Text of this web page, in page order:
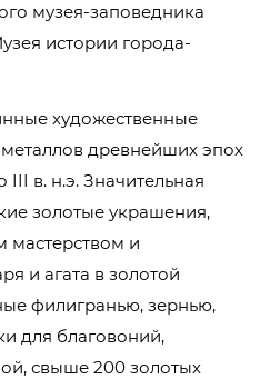
музея-заповедника
истории города-
художественные
древнейших эпох
III в. н.э. Значительная
золотые украшения,
мастерством и
и агата в золотой
филигранью, зернью,
для благовоний,
свыше 200 золотых